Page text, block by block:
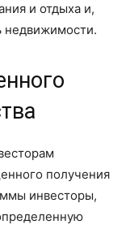
и отдыха и,
недвижимости.
получения
инвесторы,